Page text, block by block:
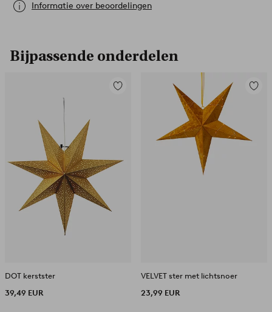
Informatie over beoordelingen
Bijpassende onderdelen
Toevoegen
DOT kerstster
39,49 EUR
VELVET ster met lichtsnoer
23,99 EUR